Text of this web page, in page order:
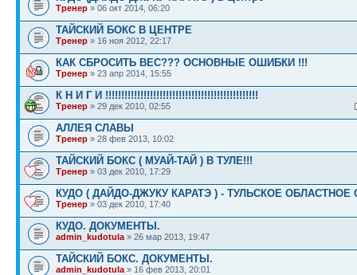
Тренер » 06 окт 2014, 06:20
ТАЙСКИЙ БОКС В ЦЕНТРЕ
Тренер » 16 ноя 2012, 22:17
КАК СБРОСИТЬ ВЕС??? ОСНОВНЫЕ ОШИБКИ !!!
Тренер » 23 апр 2014, 15:55
К Н И Г И !!!!!!!!!!!!!!!!!!!!!!!!!!!!!!!!!!!!!!!!!!!!!!!!
Тренер » 29 дек 2010, 02:55
АЛЛЕЯ СЛАВЫ
Тренер » 28 фев 2013, 10:02
ТАЙСКИЙ БОКС ( МУАЙ-ТАЙ ) В ТУЛЕ!!!
Тренер » 03 дек 2010, 17:29
КУДО ( ДАЙДО-ДЖУКУ КАРАТЭ ) - ТУЛЬСКОЕ ОБЛАСТНОЕ
Тренер » 03 дек 2010, 17:40
КУДО. ДОКУМЕНТЫ.
admin_kudotula » 26 мар 2013, 19:47
ТАЙСКИЙ БОКС. ДОКУМЕНТЫ.
admin_kudotula » 16 фев 2013, 20:01